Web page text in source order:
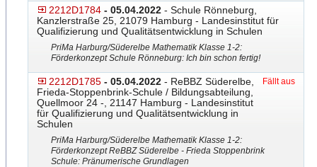
2212D1784 - 05.04.2022 - Schule Rönneburg,
Kanzlerstraße 25, 21079 Hamburg - Landesinstitut für
Qualifizierung und Qualitätsentwicklung in Schulen
PriMa Harburg/Süderelbe Mathematik Klasse 1-2:
Förderkonzept Schule Rönneburg: Ich bin schon fertig!
2212D1785 - 05.04.2022 - ReBBZ Süderelbe,
Frieda-Stoppenbrink-Schule ​ / Bildungsabteilung,
Quellmoor 24 -, 21147 Hamburg - Landesinstitut
für Qualifizierung und Qualitätsentwicklung in
Schulen
Fällt aus
PriMa Harburg/Süderelbe Mathematik Klasse 1-2:
Förderkonzept ReBBZ Süderelbe - Frieda Stoppenbrink
Schule: Pränumerische Grundlagen